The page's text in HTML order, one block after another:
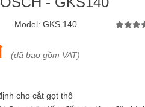
Model: GKS 140
(đã bao gồm VAT)
cho cắt gọt thô